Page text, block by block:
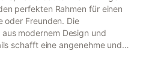
perfekten Rahmen für einen
oder Freunden. Die
modernem Design und
schafft eine angenehme und
mit Doppelbetten sowie